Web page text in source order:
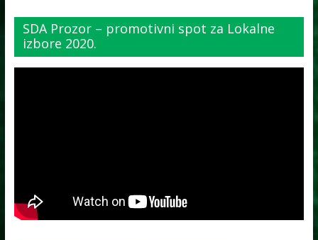
SDA Prozor – promotivni spot za Lokalne
izbore 2020.